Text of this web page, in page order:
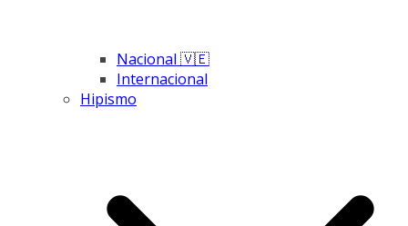
Nacional 🇻🇪
Internacional
Hipismo